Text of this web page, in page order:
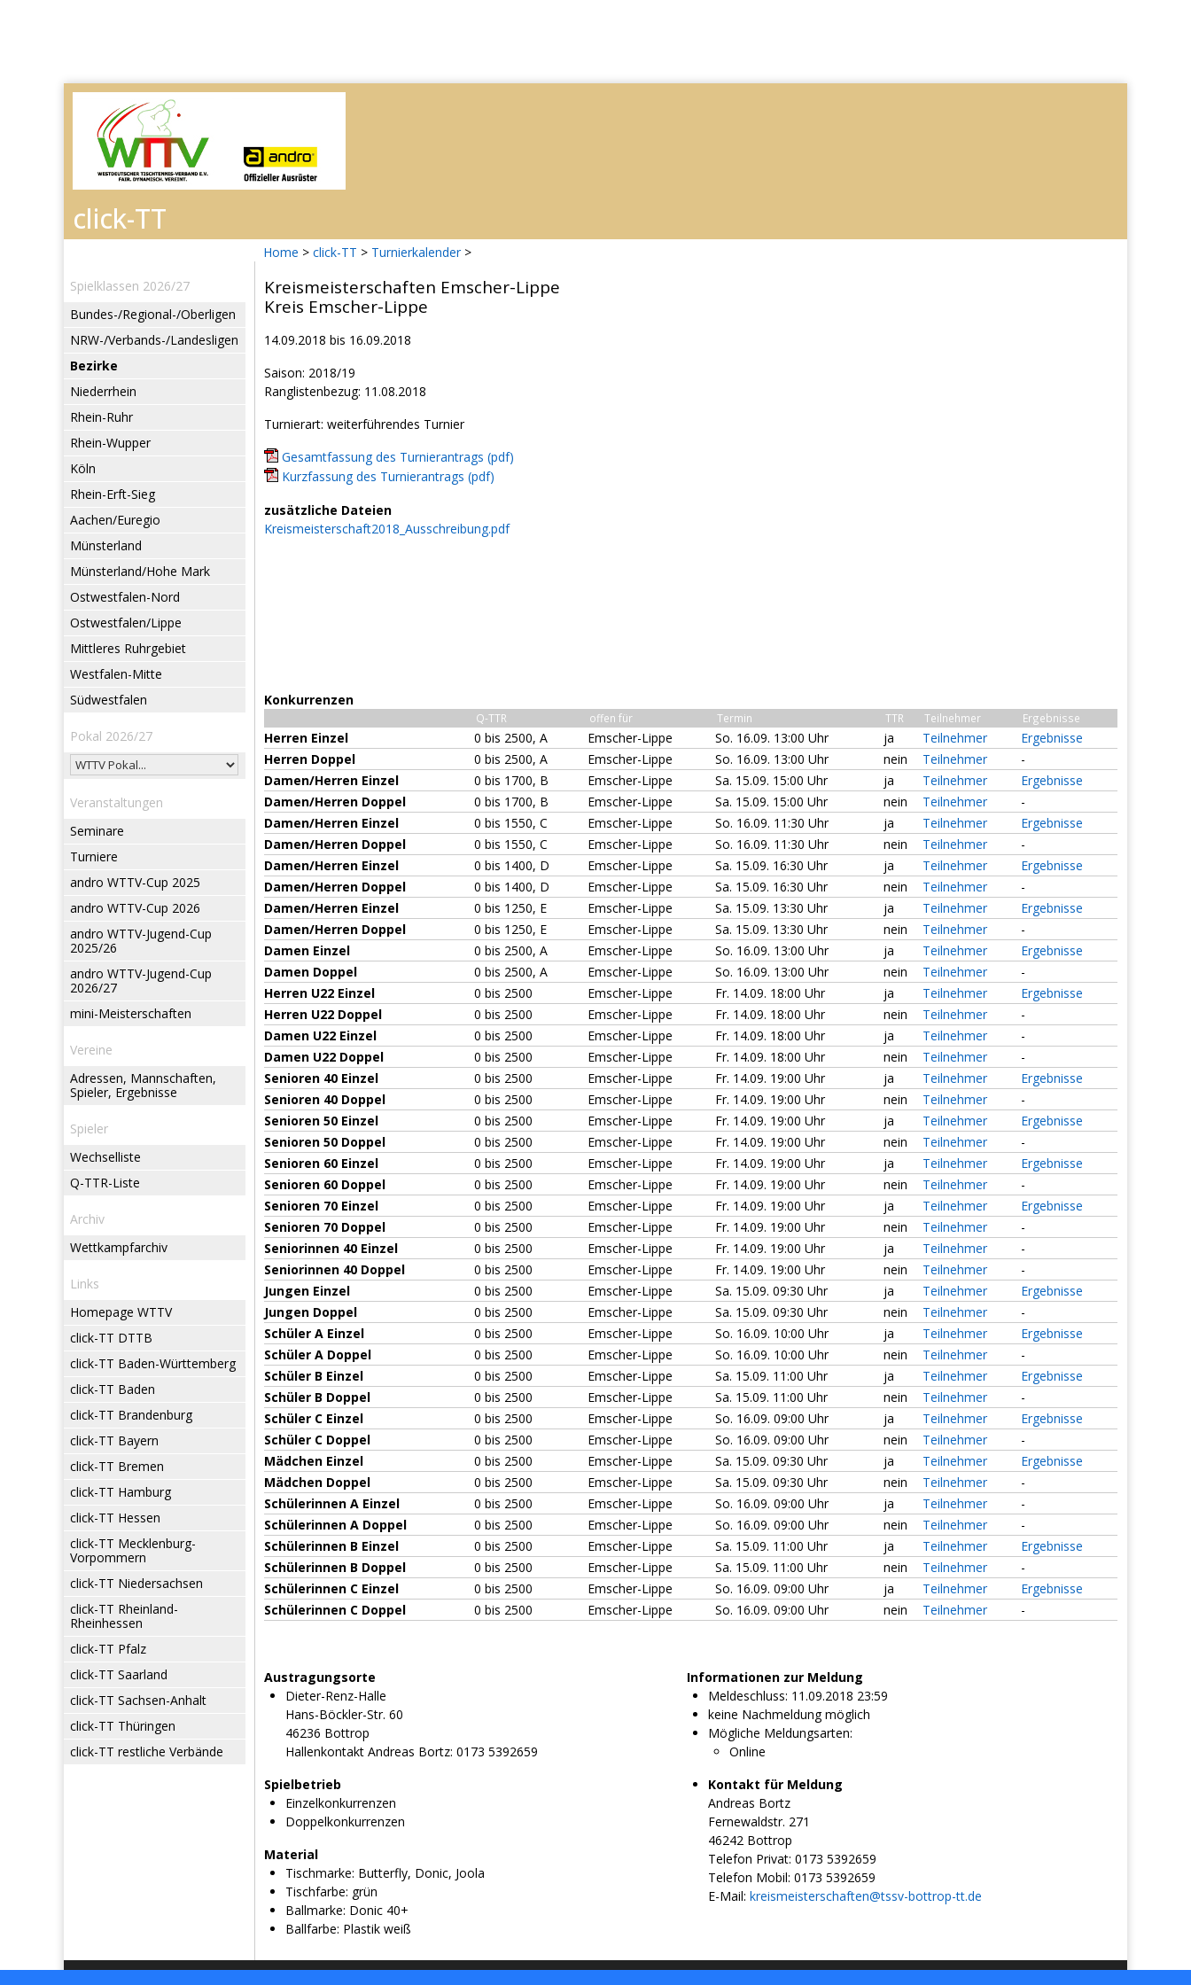
Home > click-TT > Turnierkalender >
Spielklassen 2026/27
Bundes-/Regional-/Oberligen
NRW-/Verbands-/Landesligen
Bezirke
Niederrhein
Rhein-Ruhr
Rhein-Wupper
Köln
Rhein-Erft-Sieg
Aachen/Euregio
Münsterland
Münsterland/Hohe Mark
Ostwestfalen-Nord
Ostwestfalen/Lippe
Mittleres Ruhrgebiet
Westfalen-Mitte
Südwestfalen
Pokal 2026/27
Veranstaltungen
Seminare
Turniere
andro WTTV-Cup 2025
andro WTTV-Cup 2026
andro WTTV-Jugend-Cup
2025/26
andro WTTV-Jugend-Cup
2026/27
mini-Meisterschaften
Vereine
Adressen, Mannschaften,
Spieler, Ergebnisse
Spieler
Wechselliste
Q-TTR-Liste
Archiv
Wettkampfarchiv
Links
Homepage WTTV
click-TT DTTB
click-TT Baden-Württemberg
click-TT Baden
click-TT Brandenburg
click-TT Bayern
click-TT Bremen
click-TT Hamburg
click-TT Hessen
click-TT Mecklenburg-
Vorpommern
click-TT Niedersachsen
click-TT Rheinland-
Rheinhessen
click-TT Pfalz
click-TT Saarland
click-TT Sachsen-Anhalt
click-TT Thüringen
click-TT restliche Verbände
Kreismeisterschaften Emscher-Lippe
Kreis Emscher-Lippe
14.09.2018 bis 16.09.2018
Saison: 2018/19
Ranglistenbezug: 11.08.2018
Turnierart: weiterführendes Turnier
Gesamtfassung des Turnierantrags (pdf)
Kurzfassung des Turnierantrags (pdf)
zusätzliche Dateien
Kreismeisterschaft2018_Ausschreibung.pdf
Konkurrenzen
Q-TTR offen für Termin TTR Teilnehmer Ergebnisse
Herren Einzel 0 bis 2500, A Emscher-Lippe So. 16.09. 13:00 Uhr ja Teilnehmer
Ergebnisse
Herren Doppel
0 bis 2500, A Emscher-Lippe So. 16.09. 13:00 Uhr nein Teilnehmer
-
Damen/Herren Einzel
0 bis 1700, B Emscher-Lippe Sa. 15.09. 15:00 Uhr ja Teilnehmer
Ergebnisse
Damen/Herren Doppel
0 bis 1700, B Emscher-Lippe Sa. 15.09. 15:00 Uhr nein Teilnehmer
-
Damen/Herren Einzel
0 bis 1550, C Emscher-Lippe So. 16.09. 11:30 Uhr ja Teilnehmer
Ergebnisse
Damen/Herren Doppel
0 bis 1550, C Emscher-Lippe So. 16.09. 11:30 Uhr nein Teilnehmer
-
Damen/Herren Einzel
0 bis 1400, D Emscher-Lippe Sa. 15.09. 16:30 Uhr ja Teilnehmer
Ergebnisse
Damen/Herren Doppel
0 bis 1400, D Emscher-Lippe Sa. 15.09. 16:30 Uhr nein Teilnehmer
-
Damen/Herren Einzel
0 bis 1250, E Emscher-Lippe Sa. 15.09. 13:30 Uhr ja Teilnehmer
Ergebnisse
Damen/Herren Doppel
0 bis 1250, E Emscher-Lippe Sa. 15.09. 13:30 Uhr nein Teilnehmer
-
Damen Einzel
0 bis 2500, A Emscher-Lippe So. 16.09. 13:00 Uhr ja Teilnehmer
Ergebnisse
Damen Doppel
0 bis 2500, A Emscher-Lippe So. 16.09. 13:00 Uhr nein Teilnehmer
-
Herren U22 Einzel
0 bis 2500 Emscher-Lippe Fr. 14.09. 18:00 Uhr ja Teilnehmer
Ergebnisse
Herren U22 Doppel
0 bis 2500 Emscher-Lippe Fr. 14.09. 18:00 Uhr nein Teilnehmer
-
Damen U22 Einzel
0 bis 2500 Emscher-Lippe Fr. 14.09. 18:00 Uhr ja Teilnehmer
-
Damen U22 Doppel
0 bis 2500 Emscher-Lippe Fr. 14.09. 18:00 Uhr nein Teilnehmer
-
Senioren 40 Einzel
0 bis 2500 Emscher-Lippe Fr. 14.09. 19:00 Uhr ja Teilnehmer
Ergebnisse
Senioren 40 Doppel
0 bis 2500 Emscher-Lippe Fr. 14.09. 19:00 Uhr nein Teilnehmer
-
Senioren 50 Einzel
0 bis 2500 Emscher-Lippe Fr. 14.09. 19:00 Uhr ja Teilnehmer
Ergebnisse
Senioren 50 Doppel
0 bis 2500 Emscher-Lippe Fr. 14.09. 19:00 Uhr nein Teilnehmer
-
Senioren 60 Einzel
0 bis 2500 Emscher-Lippe Fr. 14.09. 19:00 Uhr ja Teilnehmer
Ergebnisse
Senioren 60 Doppel
0 bis 2500 Emscher-Lippe Fr. 14.09. 19:00 Uhr nein Teilnehmer
-
Senioren 70 Einzel
0 bis 2500 Emscher-Lippe Fr. 14.09. 19:00 Uhr ja Teilnehmer
Ergebnisse
Senioren 70 Doppel
0 bis 2500 Emscher-Lippe Fr. 14.09. 19:00 Uhr nein Teilnehmer
-
Seniorinnen 40 Einzel
0 bis 2500 Emscher-Lippe Fr. 14.09. 19:00 Uhr ja Teilnehmer
-
Seniorinnen 40 Doppel
0 bis 2500 Emscher-Lippe Fr. 14.09. 19:00 Uhr nein Teilnehmer
-
Jungen Einzel
0 bis 2500 Emscher-Lippe Sa. 15.09. 09:30 Uhr ja Teilnehmer
Ergebnisse
Jungen Doppel
0 bis 2500 Emscher-Lippe Sa. 15.09. 09:30 Uhr nein Teilnehmer
-
Schüler A Einzel
0 bis 2500 Emscher-Lippe So. 16.09. 10:00 Uhr ja Teilnehmer
Ergebnisse
Schüler A Doppel
0 bis 2500 Emscher-Lippe So. 16.09. 10:00 Uhr nein Teilnehmer
-
Schüler B Einzel
0 bis 2500 Emscher-Lippe Sa. 15.09. 11:00 Uhr ja Teilnehmer
Ergebnisse
Schüler B Doppel
0 bis 2500 Emscher-Lippe Sa. 15.09. 11:00 Uhr nein Teilnehmer
-
Schüler C Einzel
0 bis 2500 Emscher-Lippe So. 16.09. 09:00 Uhr ja Teilnehmer
Ergebnisse
Schüler C Doppel
0 bis 2500 Emscher-Lippe So. 16.09. 09:00 Uhr nein Teilnehmer
-
Mädchen Einzel
0 bis 2500 Emscher-Lippe Sa. 15.09. 09:30 Uhr ja Teilnehmer
Ergebnisse
Mädchen Doppel
0 bis 2500 Emscher-Lippe Sa. 15.09. 09:30 Uhr nein Teilnehmer
-
Schülerinnen A Einzel
0 bis 2500 Emscher-Lippe So. 16.09. 09:00 Uhr ja Teilnehmer
-
Schülerinnen A Doppel
0 bis 2500 Emscher-Lippe So. 16.09. 09:00 Uhr nein Teilnehmer
-
Schülerinnen B Einzel
0 bis 2500 Emscher-Lippe Sa. 15.09. 11:00 Uhr ja Teilnehmer
Ergebnisse
Schülerinnen B Doppel
0 bis 2500 Emscher-Lippe Sa. 15.09. 11:00 Uhr nein Teilnehmer
-
Schülerinnen C Einzel
0 bis 2500 Emscher-Lippe So. 16.09. 09:00 Uhr ja Teilnehmer
Ergebnisse
Schülerinnen C Doppel
0 bis 2500 Emscher-Lippe So. 16.09. 09:00 Uhr nein Teilnehmer -
Austragungsorte
Dieter-Renz-Halle
Hans-Böckler-Str. 60
46236 Bottrop
Hallenkontakt Andreas Bortz: 0173 5392659
Spielbetrieb
Einzelkonkurrenzen
Doppelkonkurrenzen
Material
Tischmarke: Butterfly, Donic, Joola
Tischfarbe: grün
Ballmarke: Donic 40+
Ballfarbe: Plastik weiß
Informationen zur Meldung
Meldeschluss: 11.09.2018 23:59
keine Nachmeldung möglich
Mögliche Meldungsarten:
Online
Kontakt für Meldung
Andreas Bortz
Fernewaldstr. 271
46242 Bottrop
Telefon Privat: 0173 5392659
Telefon Mobil: 0173 5392659
E-Mail: kreismeisterschaften@tssv-bottrop-tt.de